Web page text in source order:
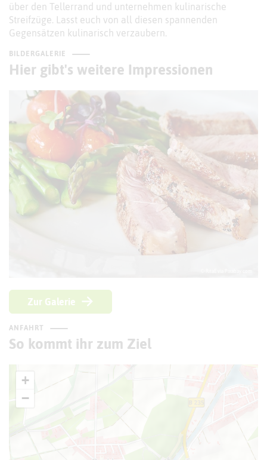
über den Tellerrand und unternehmen kulinarische
Streifzüge. Lasst euch von all diesen spannenden
Gegensätzen kulinarisch verzaubern.
BILDERGALERIE
Hier gibt's weitere Impressionen
Zur Galerie
ANFAHRT
So kommt ihr zum Ziel
+
−